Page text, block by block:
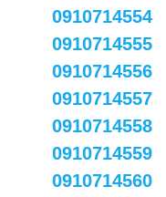
0910714554
0910714555
0910714556
0910714557
0910714558
0910714559
0910714560